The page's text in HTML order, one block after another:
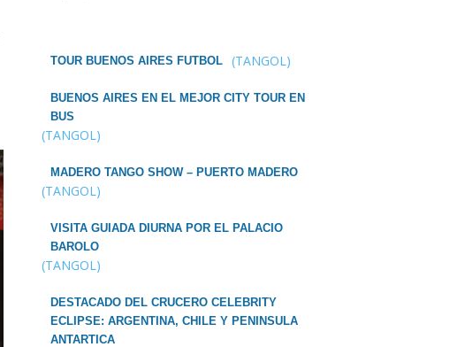
TOUR BUENOS AIRES FUTBOL (TANGOL)
BUENOS AIRES EN EL MEJOR CITY TOUR EN
BUS
(TANGOL)
MADERO TANGO SHOW – PUERTO MADERO
(TANGOL)
VISITA GUIADA DIURNA POR EL PALACIO
BAROLO
(TANGOL)
DESTACADO DEL CRUCERO CELEBRITY
ECLIPSE: ARGENTINA, CHILE Y PENINSULA
ANTARTICA